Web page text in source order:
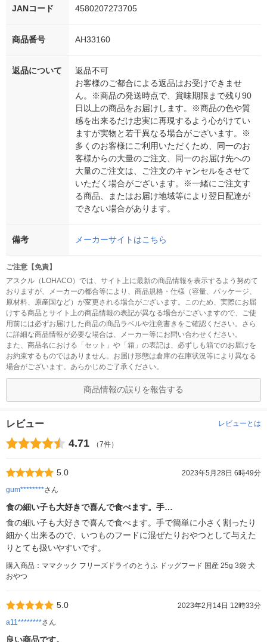
JANコード 4580207273705
商品番号 AH33160
返品について
返品不可
お客様のご都合による返品はお受けできませ
ん。※商品の発送時点で、賞味期限まで残り90
日以上の商品をお届けします。※商品の色や質
感を出来るだけ忠実に再現するよう心がけてい
ますが実物と若干異なる場合がございます。※
多くのお客様にご利用いただくため、同一のお
客様からの大量のご注文、同一のお届け先への
大量のご注文は、ご注文のキャンセルをさせて
いただく場合がございます。※一緒にご注文す
る商品、またはお届け地域等により翌日配達が
できない場合があります。
備考 メーカーサイトはこちら
ご注意【免責】
アスクル（LOHACO）では、サイト上に最新の商品情報を表示するよう努めて
おりますが、メーカーの都合等により、商品規格・仕様（容量、パッケージ、
原材料、原産国など）が変更される場合がございます。このため、実際にお届
けする商品とサイト上の商品情報の表記が異なる場合がございますので、ご使
用前には必ずお届けした商品の商品ラベルや注意書きをご確認ください。さら
に詳細な商品情報が必要な場合は、メーカー等にお問い合わせください。
また、商品名における「セット」や「箱」の表記は、必ずしも箱でのお届けを
お約束するものではありません。お届け形態は倉庫の在庫状況等により異なる
場合がございます。あらかじめご了承ください。
商品情報の誤りを報告する
レビュー レビューとは
4.71 （7件）
5.0
2023年5月28日 6時49分
gum********さん
食の細い子も大好きで喜んで食べます。手…
食の細い子も大好きで喜んで食べます。手で簡単に小さく割ったり
細かく出来るので、いつものフードに混ぜたりおやつとして与えた
りとても扱いやすいです。
購入商品：ママクック フリーズドライのとうふ ドッグフード 国産 25g 3袋 犬
おやつ
5.0
2023年2月14日 12時33分
a11********さん
良い商品です。